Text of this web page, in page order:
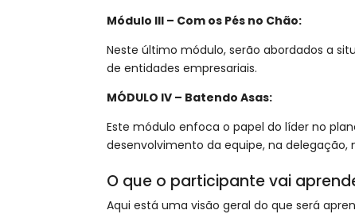
Módulo III – Com os Pés no Chão:
Neste último módulo, serão abordados a
de entidades empresariais.
MÓDULO IV – Batendo Asas:
Este módulo enfoca o papel do líder no
desenvolvimento da equipe, na
O que o participante vai
Aqui está uma visão geral do que será